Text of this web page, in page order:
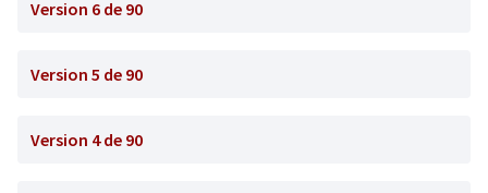
Version 6 de 90
Version 5 de 90
Version 4 de 90